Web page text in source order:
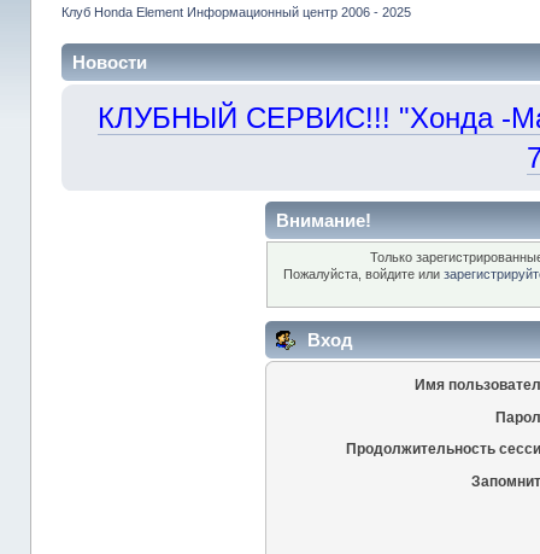
Клуб Honda Element Информационный центр 2006 - 2025
Новости
КЛУБНЫЙ СЕРВИС!!! "Хонда -
Внимание!
Только
Пожалуйста, войдите или
Вход
Имя
Продолжительность